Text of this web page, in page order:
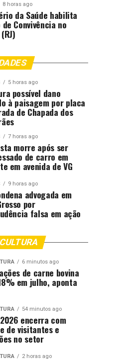
8 horas ago
da Saúde habilita
Convivência no
5 horas ago
possível dano
à paisagem por placa
de Chapada dos
7 horas ago
morre após ser
de carro em
em avenida de VG
9 horas ago
advogada em
por
falsa em ação
6 minutos ago
de carne bovina
em julho, aponta
54 minutos ago
2026 encerra com
de visitantes e
no setor
2 horas ago